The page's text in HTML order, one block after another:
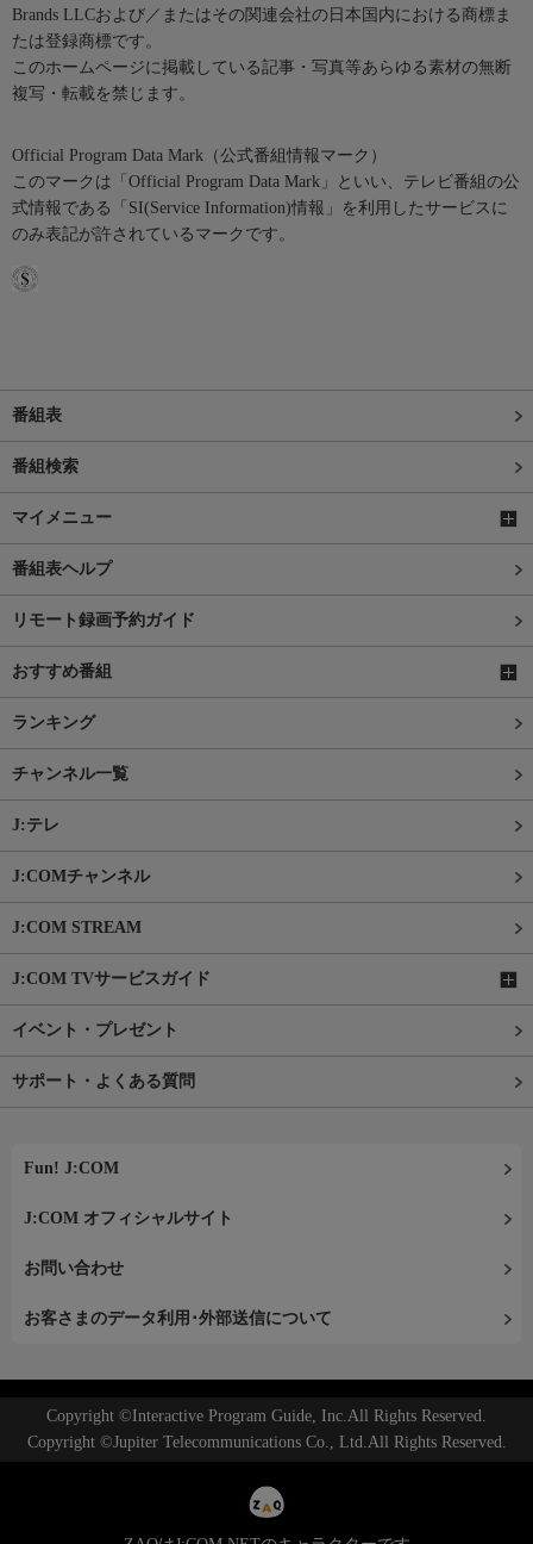
Brands LLCおよび／またはその関連会社の日本国内における商標ま
たは登録商標です。
このホームページに掲載している記事・写真等あらゆる素材の無断
複写・転載を禁じます。
Official Program Data Mark（公式番組情報マーク）
このマークは「Official Program Data Mark」といい、テレビ番組の公
式情報である「SI(Service Information)情報」を利用したサービスに
のみ表記が許されているマークです。
番組表
番組検索
マイメニュー
番組表ヘルプ
リモート録画予約ガイド
おすすめ番組
ランキング
チャンネル一覧
J:テレ
J:COMチャンネル
J:COM STREAM
J:COM TVサービスガイド
イベント・プレゼント
サポート・よくある質問
Fun! J:COM
J:COM オフィシャルサイト
お問い合わせ
お客さまのデータ利用･外部送信について
Copyright ©Interactive Program Guide, Inc.All Rights Reserved.
Copyright ©Jupiter Telecommunications Co., Ltd.All Rights Reserved.